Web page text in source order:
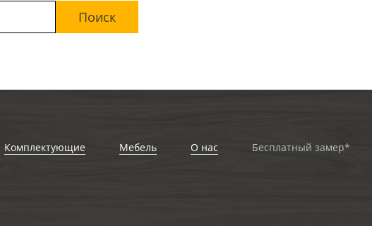
Комплектующие Мебель О нас
Бесплатный замер*